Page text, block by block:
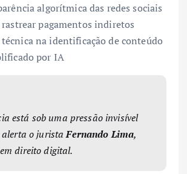
algorítmica das redes sociais
pagamentos indiretos
na identificação de conteúdo
por IA
está sob uma pressão invisível
alerta o juristaFernando Lima,
direito digital.